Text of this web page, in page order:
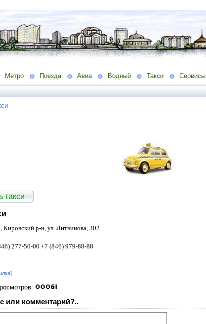
Метро Поезда Авиа Водный Такси Сервисы
такси
Кировский р-н, ул. Литвинова, 302
277-50-00 +7 (846) 979-88-88
или комментарий?..